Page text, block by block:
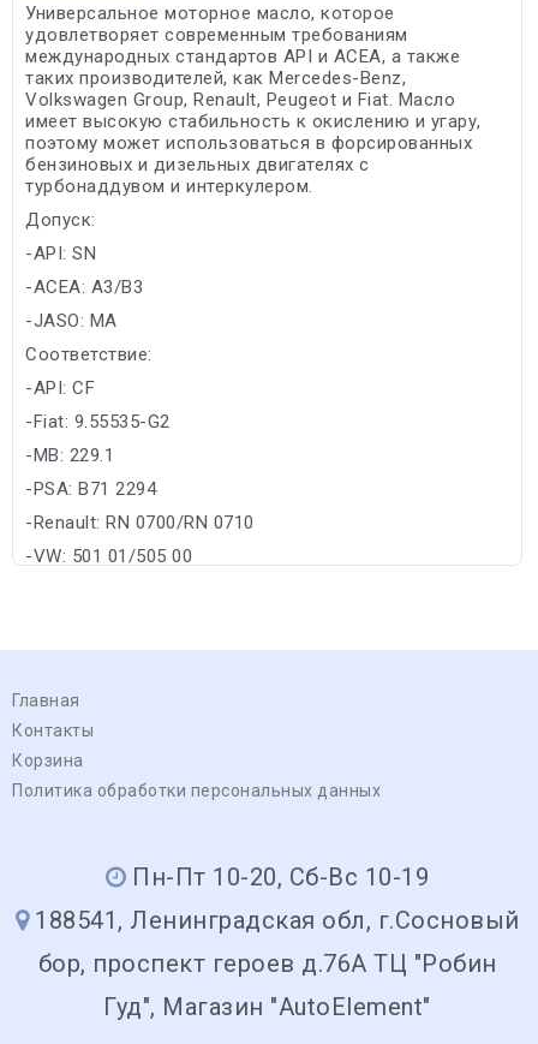
Универсальное моторное масло, которое
удовлетворяет современным требованиям
международных стандартов API и ACEA, а также
таких производителей, как Mercedes-Benz,
Volkswagen Group, Renault, Peugeot и Fiat. Масло
имеет высокую стабильность к окислению и угару,
поэтому может использоваться в форсированных
бензиновых и дизельных двигателях с
турбонаддувом и интеркулером.
Допуск:
-API: SN
-ACEA: A3/B3
-JASO: MA
Соответствие:
-API: CF
-Fiat: 9.55535-G2
-MB: 229.1
-PSA: B71 2294
-Renault: RN 0700/RN 0710
-VW: 501 01/505 00
Главная
Контакты
Корзина
Политика обработки персональных данных
Пн-Пт 10-20, Сб-Вс 10-19
188541, Ленинградская обл, г.Сосновый
бор, проспект героев д.76А ТЦ "Робин
Гуд", Магазин "AutoElement"